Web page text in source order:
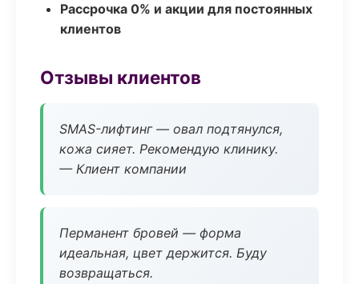
Рассрочка 0% и акции для постоянных
клиентов
Отзывы клиентов
SMAS-лифтинг — овал подтянулся,
кожа сияет. Рекомендую клинику.
— Клиент компании
Перманент бровей — форма
идеальная, цвет держится. Буду
возвращаться.